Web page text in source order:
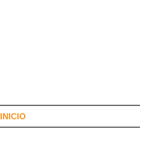
INICIO